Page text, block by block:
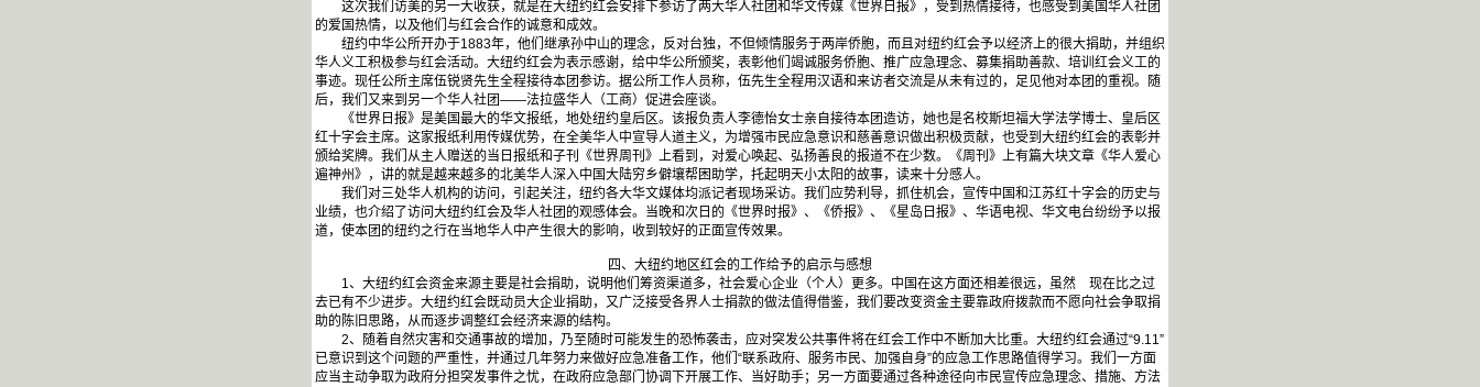
这次我们访美的另一大收获，就是在大纽约红会安排下参访了两大华人社团和华文传媒《世界日报》，受到热情接待，也感受到美国华人社团
的爱国热情，以及他们与红会合作的诚意和成效。
纽约中华公所开办于1883年，他们继承孙中山的理念，反对台独，不但倾情服务于两岸侨胞，而且对纽约红会予以经济上的很大捐助，并组织
华人义工积极参与红会活动。大纽约红会为表示感谢，给中华公所颁奖，表彰他们竭诚服务侨胞、推广应急理念、募集捐助善款、培训红会义工的
事迹。现任公所主席伍锐贤先生全程接待本团参访。据公所工作人员称，伍先生全程用汉语和来访者交流是从未有过的，足见他对本团的重视。随
后，我们又来到另一个华人社团——法拉盛华人（工商）促进会座谈。
《世界日报》是美国最大的华文报纸，地处纽约皇后区。该报负责人李德怡女士亲自接待本团造访，她也是名校斯坦福大学法学博士、皇后区
红十字会主席。这家报纸利用传媒优势，在全美华人中宣导人道主义，为增强市民应急意识和慈善意识做出积极贡献，也受到大纽约红会的表彰并
颁给奖牌。我们从主人赠送的当日报纸和子刊《世界周刊》上看到，对爱心唤起、弘扬善良的报道不在少数。《周刊》上有篇大块文章《华人爱心
遍神州》，讲的就是越来越多的北美华人深入中国大陆穷乡僻壤帮困助学，托起明天小太阳的故事，读来十分感人。
我们对三处华人机构的访问，引起关注，纽约各大华文媒体均派记者现场采访。我们应势利导，抓住机会，宣传中国和江苏红十字会的历史与
业绩，也介绍了访问大纽约红会及华人社团的观感体会。当晚和次日的《世界时报》、《侨报》、《星岛日报》、华语电视、华文电台纷纷予以报
道，使本团的纽约之行在当地华人中产生很大的影响，收到较好的正面宣传效果。
四、大纽约地区红会的工作给予的启示与感想
1、大纽约红会资金来源主要是社会捐助，说明他们筹资渠道多，社会爱心企业（个人）更多。中国在这方面还相差很远，虽然 现在比之过
去已有不少进步。大纽约红会既动员大企业捐助，又广泛接受各界人士捐款的做法值得借鉴，我们要改变资金主要靠政府拨款而不愿向社会争取捐
助的陈旧思路，从而逐步调整红会经济来源的结构。
2、随着自然灾害和交通事故的增加，乃至随时可能发生的恐怖袭击，应对突发公共事件将在红会工作中不断加大比重。大纽约红会通过“9.11”
已意识到这个问题的严重性，并通过几年努力来做好应急准备工作，他们“联系政府、服务市民、加强自身”的应急工作思路值得学习。我们一方面
应当主动争取为政府分担突发事件之忧，在政府应急部门协调下开展工作、当好助手；另一方面要通过各种途径向市民宣传应急理念、措施、方法